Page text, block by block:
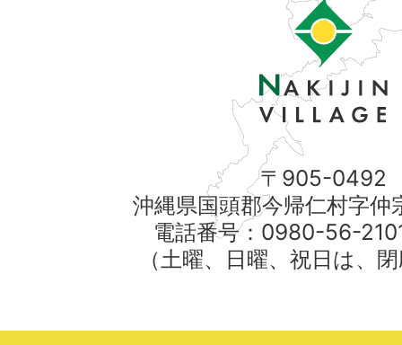
〒905-0492
沖縄県国頭郡今帰仁村字仲
電話番号：0980-56-
（土曜、日曜、祝日は、